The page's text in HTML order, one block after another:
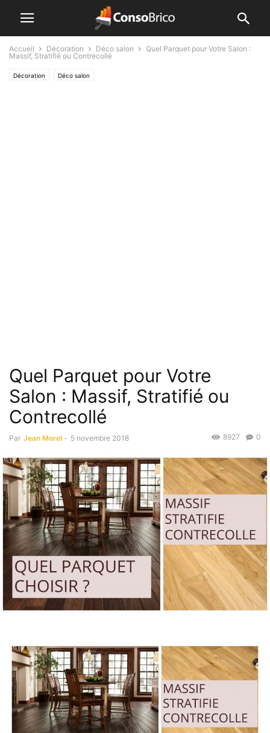
Accueil Décoration Déco salon
Quel Parquet pour Votre Salon :
Massif, Stratifié ou Contrecollé
Décoration Déco salon
Quel Parquet pour Votre
Salon : Massif, Stratifié ou
Contrecollé
Par Jean Morel - 5 novembre 2018 0
8927